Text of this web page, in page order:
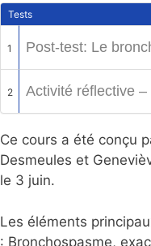
Tests
1 Post-test: Le
2 Activité réflective
Ce cours a été conçu
Desmeules et
le 3 juin.
Les éléments
: Bronchospasme,